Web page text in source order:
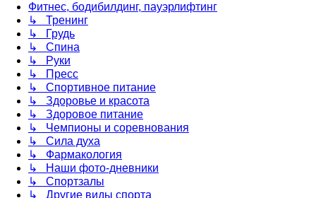
Фитнес, бодибилдинг, пауэрлифтинг
↳ Тренинг
↳ Грудь
↳ Спина
↳ Руки
↳ Пресс
↳ Спортивное питание
↳ Здоровье и красота
↳ Здоровое питание
↳ Чемпионы и соревнования
↳ Сила духа
↳ Фармакология
↳ Наши фото-дневники
↳ Спортзалы
↳ Другие виды спорта